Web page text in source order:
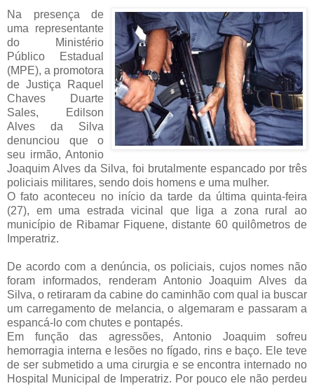
Na presença de
uma representante
do Ministério
Público Estadual
(MPE), a promotora
de Justiça Raquel
Chaves Duarte
Sales, Edilson
Alves da Silva
denunciou que o
seu irmão, Antonio
Joaquim Alves da Silva, foi brutalmente espancado por três
policiais militares, sendo dois homens e uma mulher.
O fato aconteceu no início da tarde da última quinta-feira
(27), em uma estrada vicinal que liga a zona rural ao
município de Ribamar Fiquene, distante 60 quilômetros de
Imperatriz.
De acordo com a denúncia, os policiais, cujos nomes não
foram informados, renderam Antonio Joaquim Alves da
Silva, o retiraram da cabine do caminhão com qual ia buscar
um carregamento de melancia, o algemaram e passaram a
espancá-lo com chutes e pontapés.
Em função das agressões, Antonio Joaquim sofreu
hemorragia interna e lesões no fígado, rins e baço. Ele teve
de ser submetido a uma cirurgia e se encontra internado no
Hospital Municipal de Imperatriz. Por pouco ele não perdeu